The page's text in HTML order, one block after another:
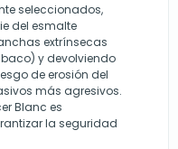
seleccionados,
del esmalte
extrínsecas
y devolviendo
de erosión del
más agresivos.
Blanc es
la seguridad